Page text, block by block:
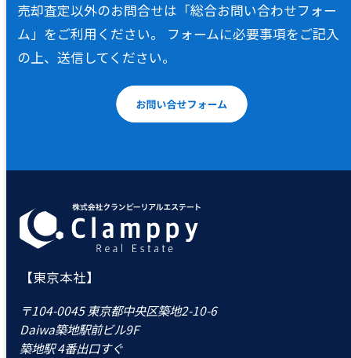
売却査定以外のお問合せは「総合お問い合わせフォー
ム」をご利用ください。
フォームに必要事項をご記入
の上、送信してください。
【東京本社】
〒104-0045 東京都中央区築地2-10-6
Daiwa築地駅前ビル9F
築地駅 4番出口すぐ